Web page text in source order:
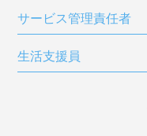
サービス管理責任者
生活支援員